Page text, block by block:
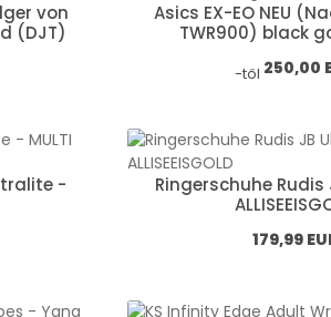
von
(DJT)
Asics EX-EO NEU
TWR900) black
Normál ár:
-től 250,00
-
Ringerschuhe
Normál ár:
179,99